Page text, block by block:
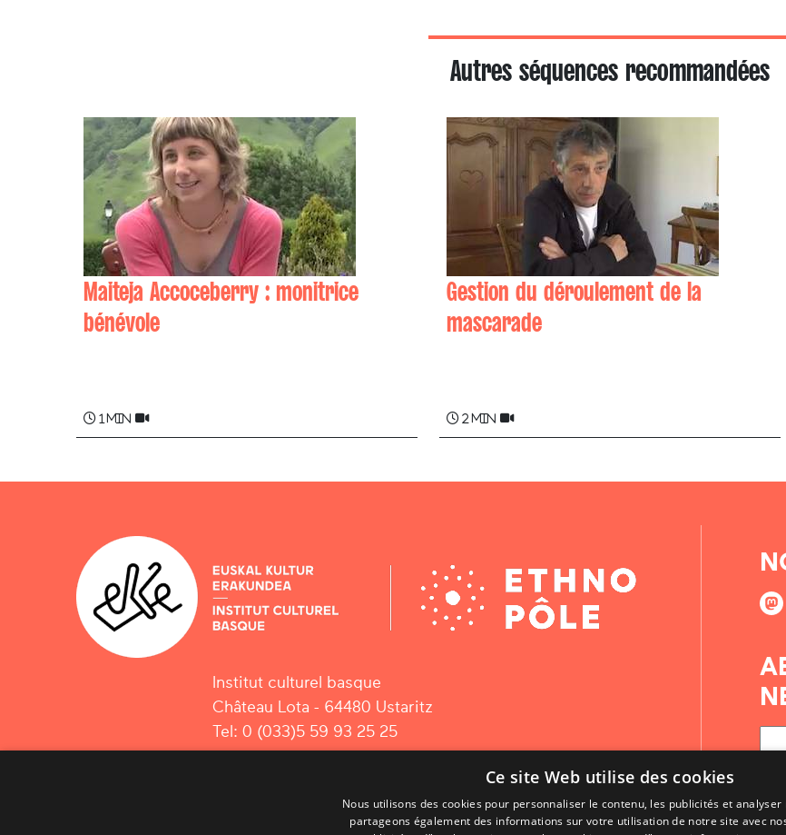
Autres séquences recommandées
Maiteja Accoceberry : monitrice
bénévole
1 min
Gestion du déroulement de la
mascarade
2 min
Institut culturel basque
Château Lota - 64480 Ustaritz
Tel: 0 (033)5 59 93 25 25
Ce site Web utilise des cookies
Nous utilisons des cookies pour personnaliser le contenu, les publicités et
partageons également des informations sur votre utilisation de notre site avec